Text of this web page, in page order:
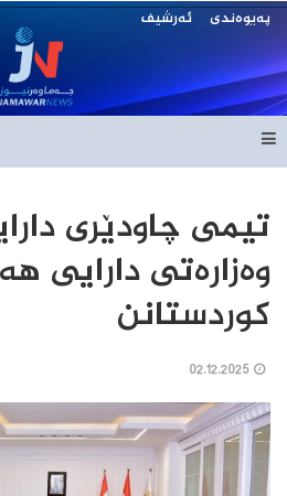
پەیوەندی ئەرشیف
تیمی چاودێری
وەزارەتی دارایی
کوردستانن